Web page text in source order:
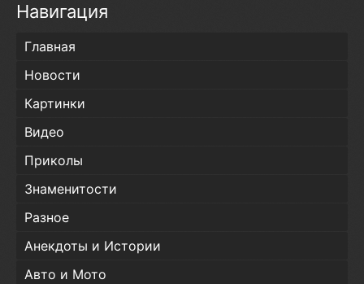
Навигация
Главная
Новости
Картинки
Видео
Приколы
Знаменитости
Разное
Анекдоты и Истории
Авто и Мото